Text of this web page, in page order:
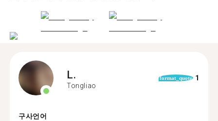
L.
Tongliao
format_quote 1
구사언어